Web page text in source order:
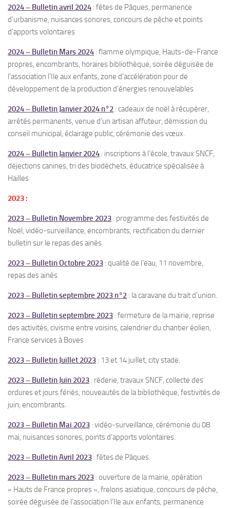
2024 – Bulletin avril 2024 : fêtes de Pâques, permanence
d’urbanisme, nuisances sonores, concours de pêche et points
d’apports volontaires
2024 – Bulletin Mars 2024 : flamme olympique, Hauts-de-France
propres, encombrants, horaires bibliothèque, soirée déguisée de
l’association l’Ile aux enfants, zone d’accélération pour de
développement de la production d’énergies renouvelables
2024 – Bulletin Janvier 2024 n°2 : cadeaux de noël à récupérer,
arrêtés permanents, venue d’un artisan affuteur, démission du
conseil municipal, éclairage public, cérémonie des vœux.
2024 – Bulletin Janvier 2024 : inscriptions à l’école, travaux SNCF,
déjections canines, tri des biodéchets, éducatrice spécialisée à
Hailles
2023 :
2023 – Bulletin Novembre 2023 : programme des festivités de
Noël, vidéo-surveillance, encombrants, rectification du dernier
bulletin sur le repas des ainés
2023 – Bulletin Octobre 2023 : qualité de l’eau, 11 novembre,
repas des ainés
2023 – Bulletin septembre 2023 n°2 : la caravane du trait d’union.
2023 – Bulletin septembre 2023 : fermeture de la mairie, reprise
des activités, civisme entre voisins, calendrier du chantier éolien,
France services à Boves
2023 – Bulletin Juillet 2023 : 13 et 14 juillet, city stade.
2023 – Bulletin Juin 2023 : réderie, travaux SNCF, collecte des
ordures et jours fériés, nouveautés de la bibliothèque, festivités de
juin, encombrants.
2023 – Bulletin Mai 2023 : vidéo-surveillance, cérémonie du 08
mai, nuisances sonores, points d’apports volontaires.
2023 – Bulletin Avril 2023 : fêtes de Pâques.
2023 – Bulletin mars 2023 : ouverture de la mairie, opération
« Hauts de France propres », frelons asiatique, concours de pêche,
soirée déguisée de l’association l’Ile aux enfants, permanence